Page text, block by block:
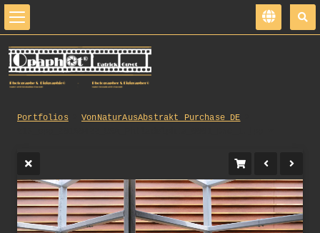
Portfolios
VonNaturAusAbstrakt_Purchase_DE